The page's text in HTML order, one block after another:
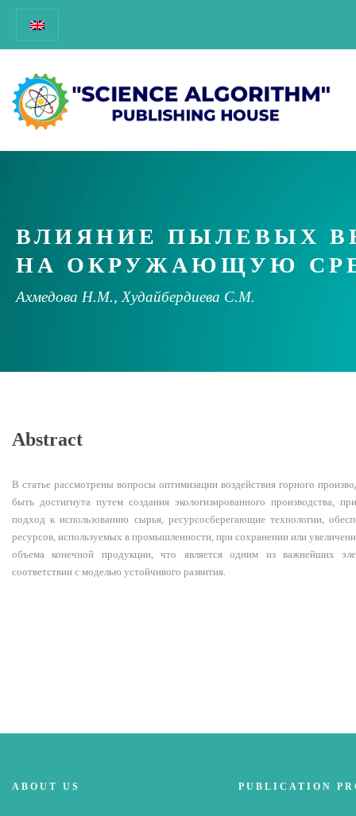
ВЛИЯНИЕ ПЫЛЕВЫХ
НА ОКРУЖАЮЩУЮ
Ахмедова Н.М., Худайбердиева С.М.
Abstract
В статье рассмотрены вопросы оптимизации воздействия горного
быть достигнута путем создания экологизированного производства,
подход к использованию сырья, ресурсосберегающие технологии,
ресурсов, используемых в промышленности, при сохранении или
объема конечной продукции, что является одним из важнейших
соответствии с моделью устойчивого развития.
ABOUT US PUBLICATION